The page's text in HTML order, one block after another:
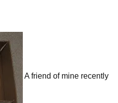
A friend of mine recently